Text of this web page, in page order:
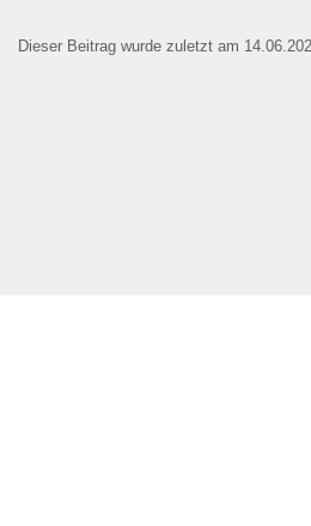
Kontaktaufnahme und
Dieser Beitrag wurde zuletzt am